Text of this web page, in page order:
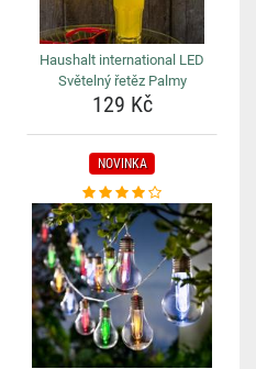
Haushalt international LED
Světelný řetěz Palmy
129 Kč
NOVINKA